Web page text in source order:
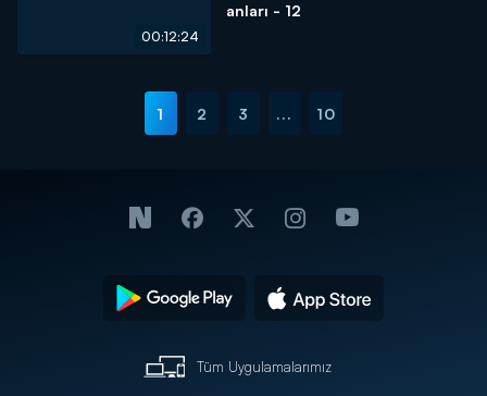
00:12:24
anları - 12
1 2 3 ... 10
Tüm Uygulamalarımız